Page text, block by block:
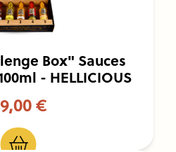
Box" Sauces
- HELLICIOUS
€